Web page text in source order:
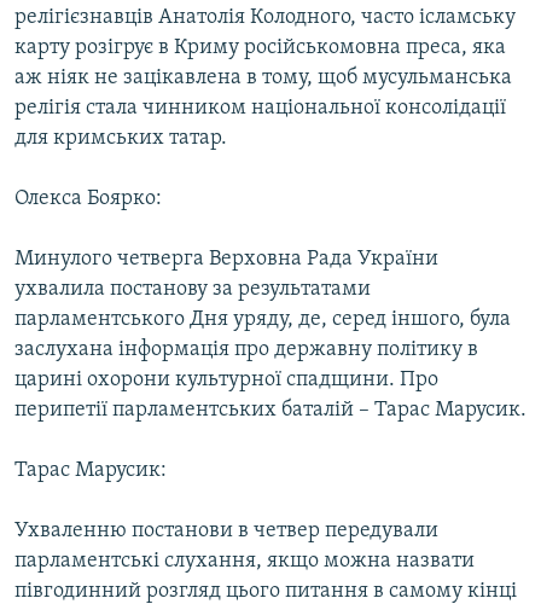
релігієзнавців Анатолія Колодного, часто ісламську
карту розігрує в Криму російськомовна преса, яка
аж ніяк не зацікавлена в тому, щоб мусульманська
релігія стала чинником національної консолідації
для кримських татар.
Олекса Боярко:
Минулого четверга Верховна Рада України
ухвалила постанову за результатами
парламентського Дня уряду, де, серед іншого, була
заслухана інформація про державну політику в
царині охорони культурної спадщини. Про
перипетії парламентських баталій – Тарас Марусик.
Тарас Марусик:
Ухваленню постанови в четвер передували
парламентські слухання, якщо можна назвати
півгодинний розгляд цього питання в самому кінці